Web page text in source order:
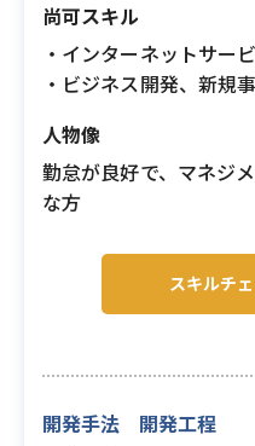
尚可スキル
・インターネットサー
・ビジネス開発、新規
人物像
勤怠が良好で、マネジ
な方
スキルチ
開発手法 開発工程